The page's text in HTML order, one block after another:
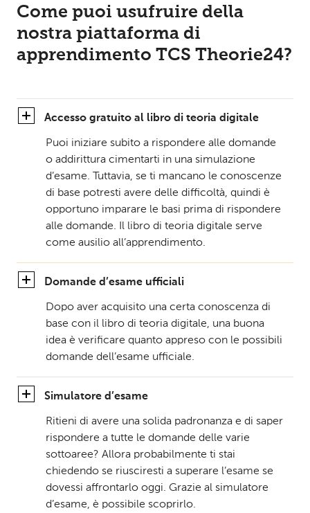
Come puoi usufruire della
nostra piattaforma di
apprendimento TCS Theorie24?
Accesso gratuito al libro di teoria digitale
Puoi iniziare subito a rispondere alle domande
o addirittura cimentarti in una simulazione
d’esame. Tuttavia, se ti mancano le conoscenze
di base potresti avere delle difficoltà, quindi è
opportuno imparare le basi prima di rispondere
alle domande. Il libro di teoria digitale serve
come ausilio all’apprendimento.
Domande d’esame ufficiali
Dopo aver acquisito una certa conoscenza di
base con il libro di teoria digitale, una buona
idea è verificare quanto appreso con le possibili
domande dell’esame ufficiale.
Simulatore d’esame
Ritieni di avere una solida padronanza e di saper
rispondere a tutte le domande delle varie
sottoaree? Allora probabilmente ti stai
chiedendo se riusciresti a superare l’esame se
dovessi affrontarlo oggi. Grazie al simulatore
d’esame, è possibile scoprirlo.